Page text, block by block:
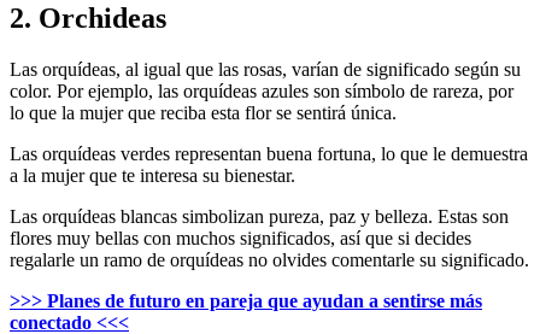
2. Orchideas
Las orquídeas, al igual que las rosas, varían de significado según su
color. Por ejemplo, las orquídeas azules son símbolo de rareza, por
lo que la mujer que reciba esta flor se sentirá única.
Las orquídeas verdes representan buena fortuna, lo que le demuestra
a la mujer que te interesa su bienestar.
Las orquídeas blancas simbolizan pureza, paz y belleza. Estas son
flores muy bellas con muchos significados, así que si decides
regalarle un ramo de orquídeas no olvides comentarle su significado.
>>> Planes de futuro en pareja que ayudan a sentirse más
conectado <<<